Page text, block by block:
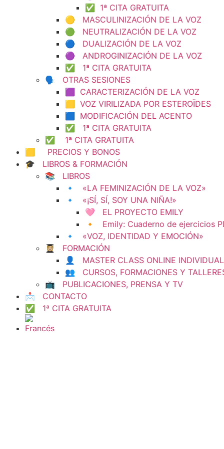
✅ 1ª CITA GRATUITA
🟡 MASCULINIZACIÓN DE LA VOZ
🟢 NEUTRALIZACIÓN DE LA VOZ
🔵 DUALIZACIÓN DE LA VOZ
🟣 ANDROGINIZACIÓN DE LA VOZ
✅ 1ª CITA GRATUITA
🗣️ OTRAS SESIONES
🟪 CARACTERIZACIÓN DE LA VOZ
🟨 VOZ VIRILIZADA POR ESTEROÏDES
🟦 MODIFICACIÓN DEL ACENTO
✅ 1ª CITA GRATUITA
✅ 1ª CITA GRATUITA
🟨 PRECIOS Y BONOS
🎓 LIBROS & FORMACIÓN
📚 LIBROS
🔹 «LA FEMINIZACIÓN DE LA VOZ»
🔹 «¡SÍ, SÍ, SOY UNA NIÑA!»
🩷 EL PROYECTO EMILY
🔸 Emily: Cuaderno de ejercicios
🔹 «VOZ, IDENTIDAD Y EMOCIÓN»
👩🏼‍🎓 FORMACIÓN
👤 MASTER CLASS ONLINE INDIVIDUAL
👥 CURSOS, FORMACIONES Y
📺 PUBLICACIONES, PRENSA Y TV
📩 CONTACTO
✅ 1ª CITA GRATUITA